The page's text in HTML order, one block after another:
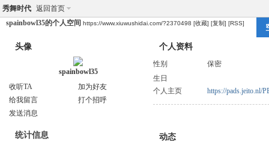
秀舞时代 返回首页
spainbowl35的个人空间 https://www.xiuwushidai.com/?2370498 [收藏] [复制] [RSS]
头像
spainbowl35
收听TA
加为好友
给我留言
打个招呼
发送消息
统计信息
个人资料
性别
保密
生日
个人主页
https://pads.jeito.nl/
动态